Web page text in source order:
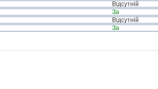
Відсутній
За
Відсутній
За